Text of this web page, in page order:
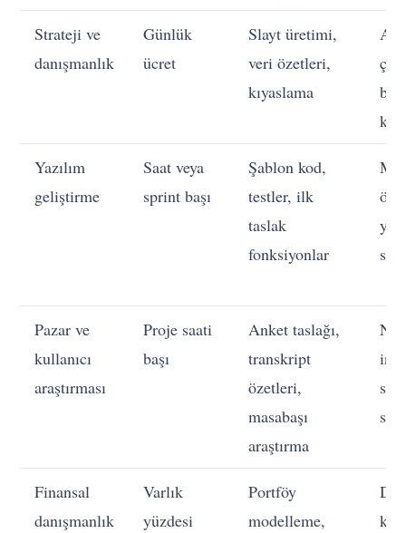
Strateji ve
danışmanlık
Günlük
ücret
Slayt üretimi,
veri özetleri,
kıyaslama
Yazılım
geliştirme
Saat veya
sprint başı
Şablon kod,
testler, ilk
taslak
fonksiyonlar
Pazar ve
kullanıcı
araştırması
Proje saati
başı
Anket taslağı,
transkript
özetleri,
masabaşı
araştırma
Finansal
danışmanlık
Varlık
yüzdesi
Portföy
modelleme,